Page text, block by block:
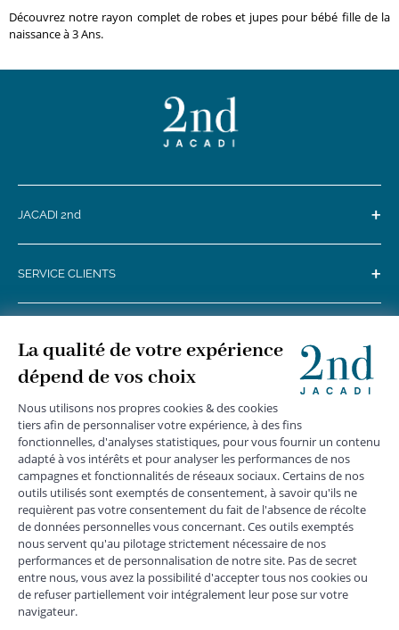
Découvrez notre rayon complet de robes et jupes pour bébé fille de la
naissance à 3 Ans.
JACADI 2nd +
SERVICE CLIENTS +
MENTIONS LÉGALES
DONNÉES PERSONNELLES
*Livraison express gratuite en point relais dès 59 € et à domicile dès 150
€ vers la France Métropolitaine
Les données collectées par la société JACADI, responsable
du traitement, sont nécessaires à l'envoi de newsletters, à la
création de compte, pour le traitement, le suivi et la livraison
de votre commande, ainsi que pour le suivi de votre
adhésion au programme fidélité. Conformément au
Règlement Européen 2016/679 du 27 avril 2016 sur la
protection des données personnelles, vous bénéficiez d'un